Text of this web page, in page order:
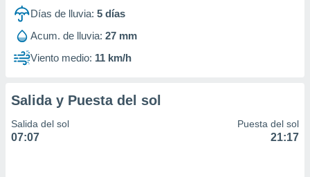
Días de lluvia: 5 días
Acum. de lluvia: 27 mm
Viento medio: 11 km/h
Salida y Puesta del sol
Salida del sol
07:07
Puesta del sol
21:17